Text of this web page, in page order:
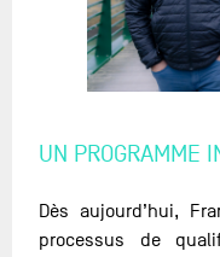
UN PROGRAMME
Dès aujourd’hui,
processus de